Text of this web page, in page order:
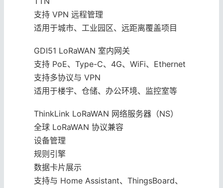
支持 VPN 远程管理
适用于城市、工业园区、远距离覆盖项目
GDI51 LoRaWAN 室内网关
支持 PoE、Type-C、4G、WiFi、Ethernet
支持多协议与 VPN
适用于楼宇、仓储、办公环境、监控室等
ThinkLink LoRaWAN 网络服务器（NS）
全球 LoRaWAN 协议兼容
设备管理
规则引擎
数据卡片展示
支持与 Home Assistant、ThingsBoard、